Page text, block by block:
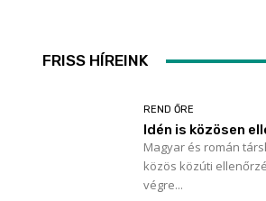
FRISS HÍREINK
REND ŐRE
Idén is közösen
Magyar és román
közös közúti
végre...